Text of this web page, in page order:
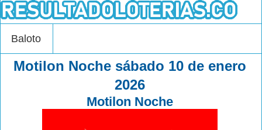
Baloto
Motilon Noche sábado 10 de enero
2026
Motilon Noche